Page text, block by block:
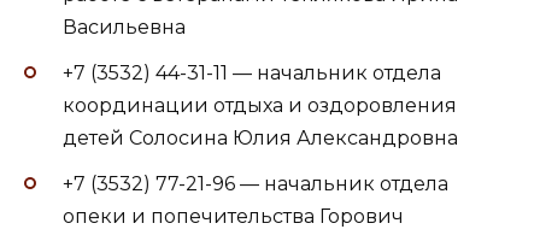
Васильевна
+7 (3532) 44-31-11 — начальник отдела
координации отдыха и оздоровления
детей Солосина Юлия Александровна
+7 (3532) 77-21-96 — начальник отдела
опеки и попечительства Горович